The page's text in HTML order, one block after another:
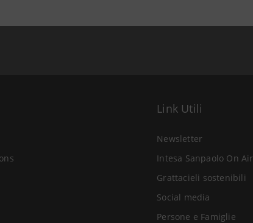
Link Utili
Newsletter
Intesa Sanpaolo On Air
Grattacieli sostenibili
Social media
Persone e Famiglie